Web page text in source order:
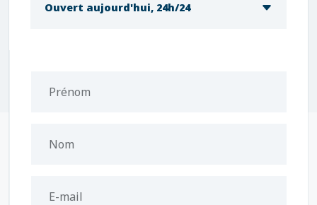
Ouvert aujourd'hui, 24h/24
Prénom
Nom
E-mail